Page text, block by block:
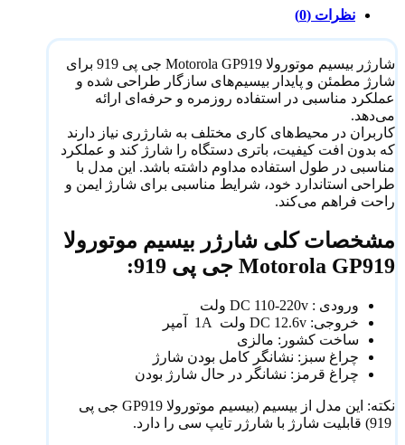
نظرات (0)
شارژر بیسیم موتورولا Motorola GP919 جی پی 919 برای
شارژ مطمئن و پایدار بیسیم‌های سازگار طراحی شده و
عملکرد مناسبی در استفاده روزمره و حرفه‌ای ارائه
می‌دهد.
کاربران در محیط‌های کاری مختلف به شارژری نیاز دارند
که بدون افت کیفیت، باتری دستگاه را شارژ کند و عملکرد
مناسبی در طول استفاده مداوم داشته باشد. این مدل با
طراحی استاندارد خود، شرایط مناسبی برای شارژ ایمن و
راحت فراهم می‌کند.
مشخصات کلی شارژر بیسیم موتورولا
Motorola GP919 جی پی 919:
ورودی : DC 110-220v ولت
خروجی: DC 12.6v ولت 1A آمپر
ساخت کشور: مالزی
چراغ سبز: نشانگر کامل بودن شارژ
چراغ قرمز: نشانگر در حال شارژ بودن
نکته: این مدل از بیسیم (بیسیم موتورولا GP919 جی پی